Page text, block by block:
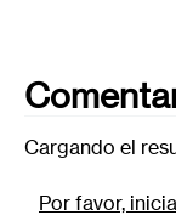
Cargando el
Por favor,